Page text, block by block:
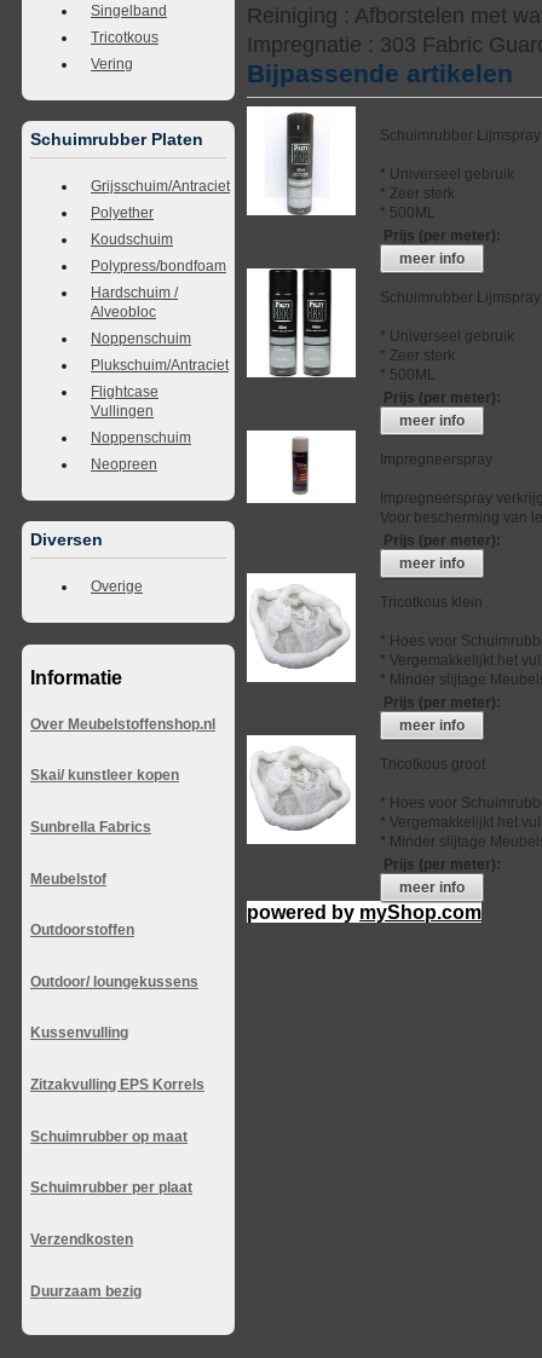
Singelband
Tricotkous
Vering
Schuimrubber Platen
Grijsschuim/Antraciet
Polyether
Koudschuim
Polypress/bondfoam
Hardschuim /
Alveobloc
Noppenschuim
Plukschuim/Antraciet
Flightcase
Vullingen
Noppenschuim
Neopreen
Diversen
Overige
Informatie
Over Meubelstoffenshop.nl
Skai/ kunstleer kopen
Sunbrella Fabrics
Meubelstof
Outdoorstoffen
Outdoor/ loungekussens
Kussenvulling
Zitzakvulling EPS Korrels
Schuimrubber op maat
Schuimrubber per plaat
Verzendkosten
Duurzaam bezig
Reiniging : Afborstelen met
Impregnatie : 303 Fabric
Bijpassende artikelen
Schuimrubber Lijmspray
* Universeel gebruik
* Zeer sterk
* 500ML
Prijs (per meter):
meer info
Schuimrubber
* Universeel gebruik
* Zeer sterk
* 500ML
Prijs (per meter):
meer info
Impregneerspray
Impregneerspray
Voor bescherming van
Prijs (per meter):
meer info
Tricotkous klein
* Hoes voor
* Vergemakkelijkt het
* Minder slijtage
Prijs (per meter):
meer info
Tricotkous groot
* Hoes voor
* Vergemakkelijkt het
* Minder slijtage
Prijs (per meter):
meer info
powered by myShop.com